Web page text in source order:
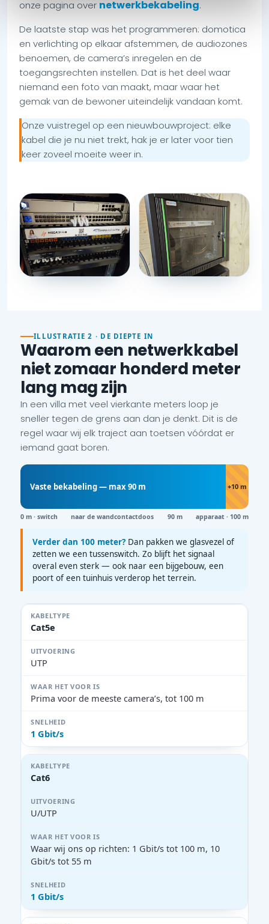
onze pagina over netwerkbekabeling.
De laatste stap was het programmeren: domotica
en verlichting op elkaar afstemmen, de audiozones
benoemen, de camera’s inregelen en de
toegangsrechten instellen. Dat is het deel waar
niemand een foto van maakt, maar waar het
gemak van de bewoner uiteindelijk vandaan komt.
Onze vuistregel op een nieuwbouwproject: elke
kabel die je nu niet trekt, hak je er later voor tien
keer zoveel moeite weer in.
ILLUSTRATIE 2 · DE DIEPTE IN
Waarom een netwerkkabel
niet zomaar honderd meter
lang mag zijn
In een villa met veel vierkante meters loop je
sneller tegen de grens aan dan je denkt. Dit is de
regel waar wij elk traject aan toetsen vóórdat er
iemand gaat boren.
Vaste bekabeling — max 90 m +10 m
0 m · switch naar de wandcontactdoos 90 m apparaat · 100 m
Verder dan 100 meter? Dan pakken we glasvezel of
zetten we een tussenswitch. Zo blijft het signaal
overal even sterk — ook naar een bijgebouw, een
poort of een tuinhuis verderop het terrein.
Cat5e
UTP
Prima voor de meeste camera’s, tot 100 m
1 Gbit/s
Cat6
U/UTP
Waar wij ons op richten: 1 Gbit/s tot 100 m, 10
Gbit/s tot 55 m
1 Gbit/s